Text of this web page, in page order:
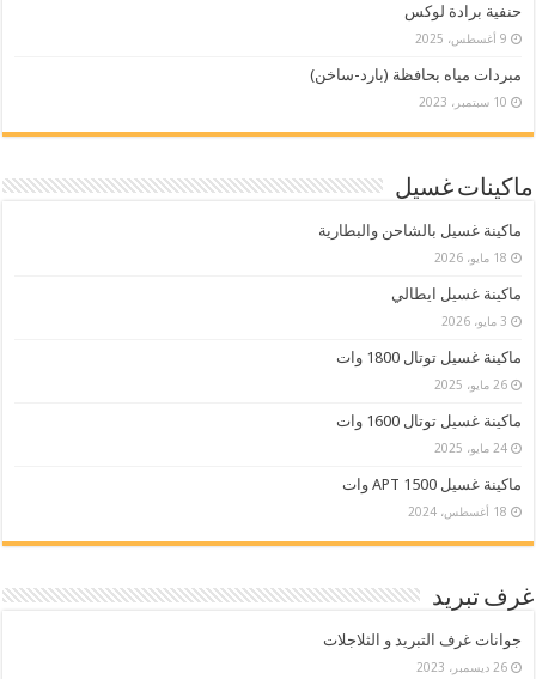
حنفية برادة لوكس
9 أغسطس، 2025
مبردات مياه بحافظة (بارد-ساخن)
10 سبتمبر، 2023
ماكينات غسيل
ماكينة غسيل بالشاحن والبطارية
18 مايو، 2026
ماكينة غسيل ايطالي
3 مايو، 2026
ماكينة غسيل توتال 1800 وات
26 مايو، 2025
ماكينة غسيل توتال 1600 وات
24 مايو، 2025
ماكينة غسيل APT 1500 وات
18 أغسطس، 2024
غرف تبريد
جوانات غرف التبريد و الثلاجلات
26 ديسمبر، 2023